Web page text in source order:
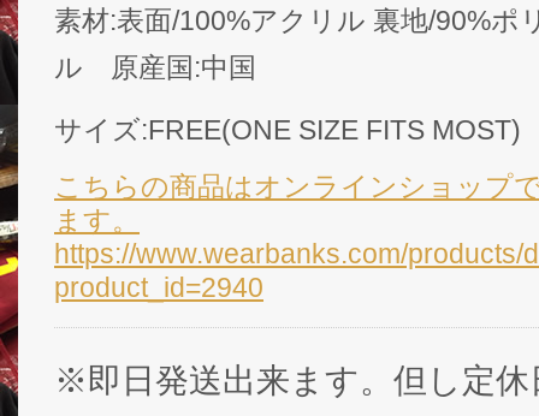
素材:表面/100%アクリル 裏地/90%ポ
ル 原産国:中国
サイズ:FREE(ONE SIZE FITS MOST)
こちらの商品はオンラインショップ
ます。
https://www.wearbanks.com/products/
product_id=2940
※即日発送出来ます。但し定休